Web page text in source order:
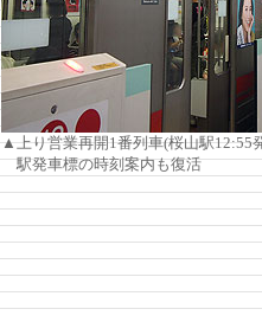
▲上り営業再開1番列車(桜山駅12:55
駅発車標の時刻案内も復活